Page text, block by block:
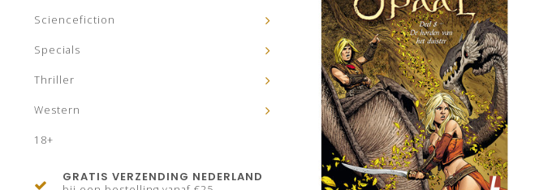
Sciencefiction
Specials
Thriller
Western
18+
GRATIS VERZENDING NEDERLAND